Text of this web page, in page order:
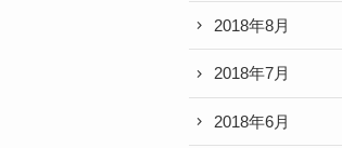
2018年8月
2018年7月
2018年6月